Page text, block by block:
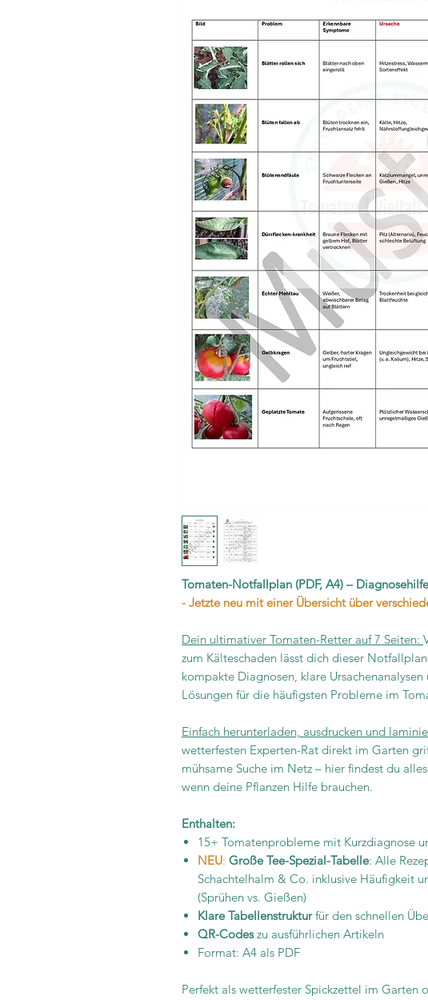
Tomaten-Notfallplan (PDF, A4) –
- Jetzte neu mit einer Übersicht über
Dein ultimativer Tomaten-Retter auf 7 Seiten:
zum Kälteschaden lässt dich dieser
kompakte Diagnosen, klare
Lösungen für die häufigsten Probleme im
Einfach herunterladen, ausdrucken und
wetterfesten Experten-Rat direkt im Garten
mühsame Suche im Netz – hier findest du
wenn deine Pflanzen Hilfe brauchen.
Enthalten:
15+ Tomatenprobleme mit Kurzdiagnose
NEU: Große Tee-Spezial-Tabelle: Alle
Schachtelhalm & Co. inklusive Häufigkeit
(Sprühen vs. Gießen)
Klare Tabellenstrukturfür den schnellen
QR-Codeszu ausführlichen Artikeln
Format: A4 als PDF
Perfekt als wetterfester Spickzettel im Garten